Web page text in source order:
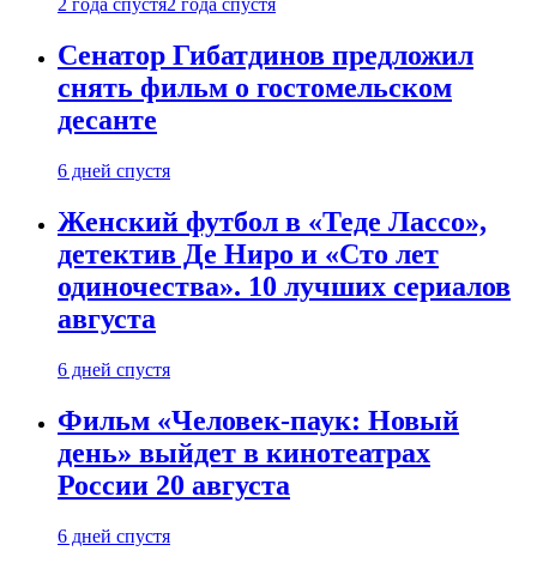
2 года спустя2 года спустя
Сенатор Гибатдинов предложил
снять фильм о гостомельском
десанте
6 дней спустя
Женский футбол в «Теде Лассо»,
детектив Де Ниро и «Сто лет
одиночества». 10 лучших сериалов
августа
6 дней спустя
Фильм «Человек-паук: Новый
день» выйдет в кинотеатрах
России 20 августа
6 дней спустя